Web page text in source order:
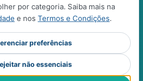
Uso
por categoria. Saiba mais na
e nos Termos e Condições.
preferências
não essenciais